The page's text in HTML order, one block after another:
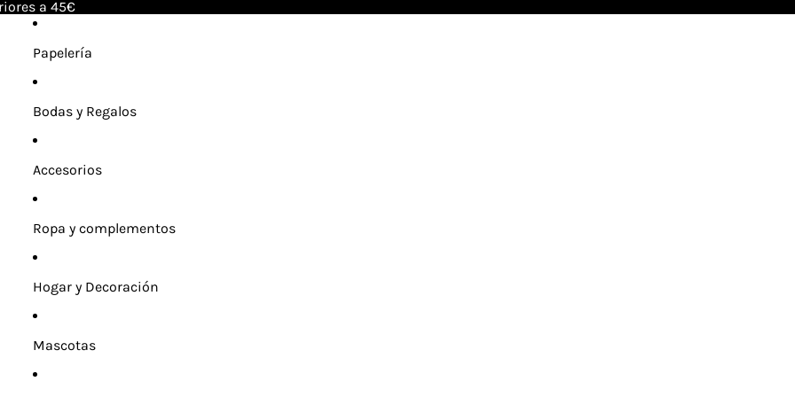
a 45€
Papelería
Bodas y Regalos
Accesorios
Ropa y complementos
Hogar y Decoración
Mascotas